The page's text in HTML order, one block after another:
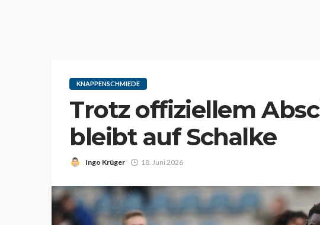
KNAPPENSCHMIEDE
Trotz offiziellem
bleibt auf Schalke
Ingo Krüger 18. Juni 2026